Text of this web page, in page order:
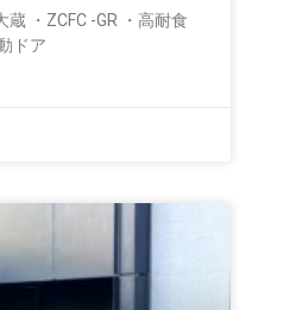
・ZCFC -GR ・高耐食
ドア